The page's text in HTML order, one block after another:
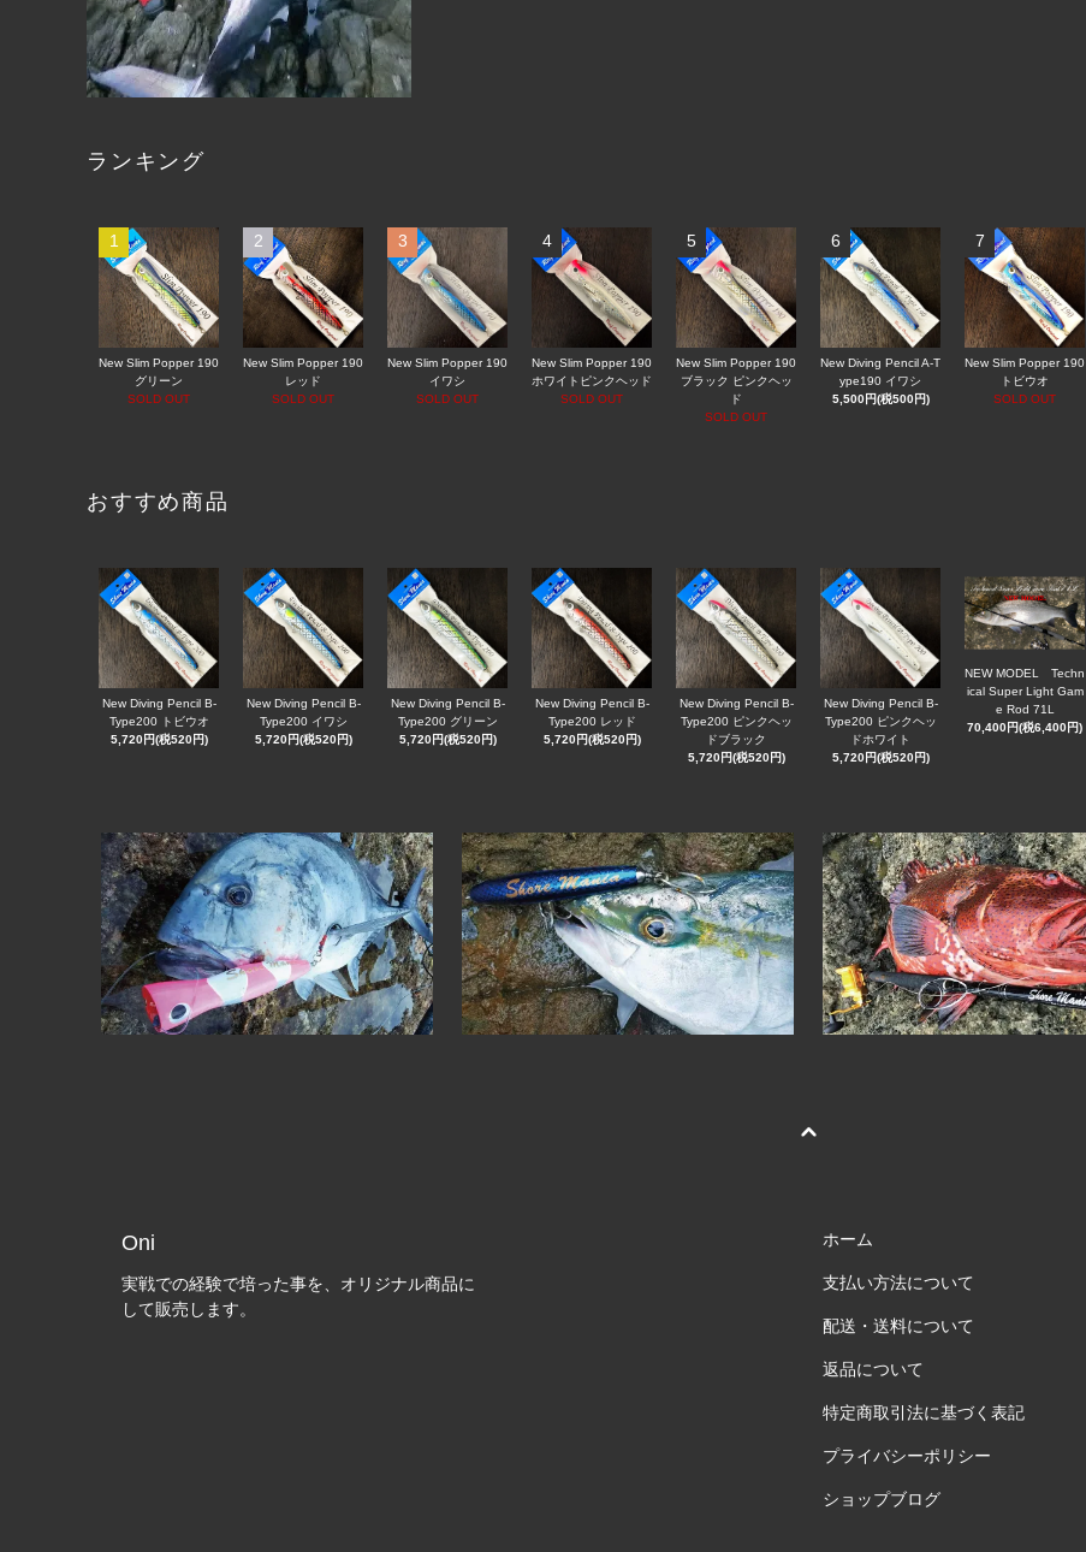
ランキング
1
New Slim Popper 190
グリーン
SOLD OUT
2
New Slim Popper 190
レッド
SOLD OUT
3
New Slim Popper 190
イワシ
SOLD OUT
4
New Slim Popper 190
ホワイトピンクヘッド
SOLD OUT
5
New Slim Popper 190
ブラック ピンクヘッ
ド
SOLD OUT
6
New Diving Pencil A-T
ype190 イワシ
5,500円(税500円)
7
New Slim Popper 190
トビウオ
SOLD OUT
おすすめ商品
New Diving Pencil B-
Type200 トビウオ
5,720円(税520円)
New Diving Pencil B-
Type200 イワシ
5,720円(税520円)
New Diving Pencil B-
Type200 グリーン
5,720円(税520円)
New Diving Pencil B-
Type200 レッド
5,720円(税520円)
New Diving Pencil B-
Type200 ピンクヘッ
ドブラック
5,720円(税520円)
New Diving Pencil B-
Type200 ピンクヘッ
ドホワイト
5,720円(税520円)
NEW MODEL Techn
ical Super Light Gam
e Rod 71L
70,400円(税6,400円)
Oni
実戦での経験で培った事を、オリジナル商品に
して販売します。
ホーム
支払い方法について
配送・送料について
返品について
特定商取引法に基づく表記
プライバシーポリシー
ショップブログ